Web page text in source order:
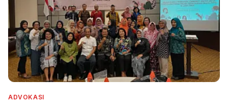
ADVOKASI